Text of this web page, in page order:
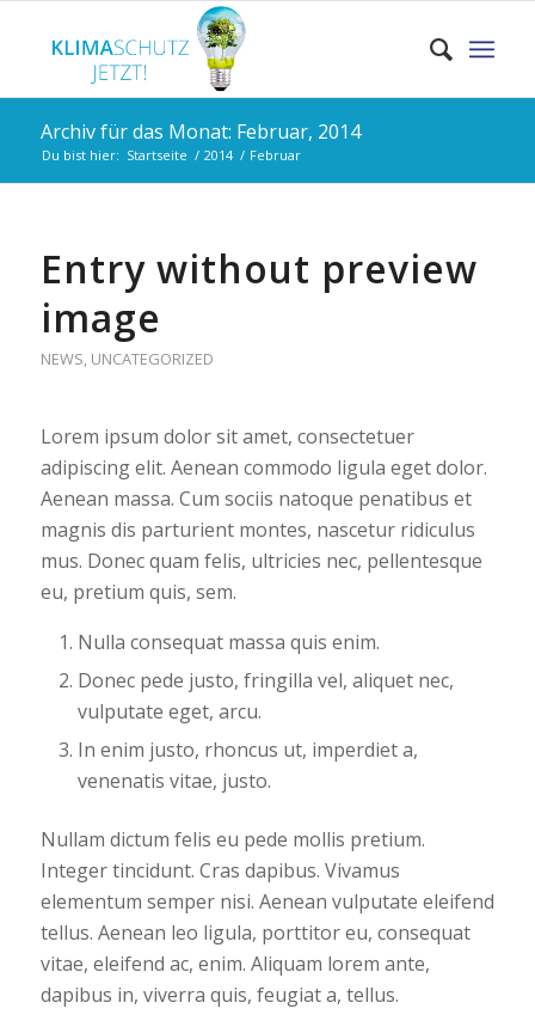
Archiv für das Monat: Februar, 2014
Du bist hier: Startseite / 2014 / Februar
Entry without preview
image
NEWS, UNCATEGORIZED
Lorem ipsum dolor sit amet, consectetuer
adipiscing elit. Aenean commodo ligula eget dolor.
Aenean massa. Cum sociis natoque penatibus et
magnis dis parturient montes, nascetur ridiculus
mus. Donec quam felis, ultricies nec, pellentesque
eu, pretium quis, sem.
Nulla consequat massa quis enim.
Donec pede justo, fringilla vel, aliquet nec,
vulputate eget, arcu.
In enim justo, rhoncus ut, imperdiet a,
venenatis vitae, justo.
Nullam dictum felis eu pede mollis pretium.
Integer tincidunt. Cras dapibus. Vivamus
elementum semper nisi. Aenean vulputate eleifend
tellus. Aenean leo ligula, porttitor eu, consequat
vitae, eleifend ac, enim. Aliquam lorem ante,
dapibus in, viverra quis, feugiat a, tellus.